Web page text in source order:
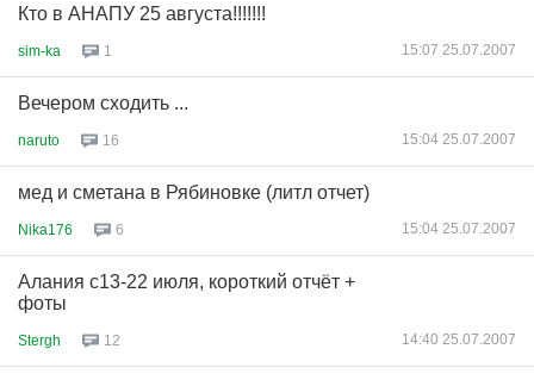
Кто в АНАПУ 25 августа!!!!!!!
sim-ka 1 15:07 25.07.2007
Вечером сходить ...
naruto 16 15:04 25.07.2007
мед и сметана в Рябиновке (литл отчет)
Nika176 6 15:04 25.07.2007
Алания с13-22 июля, короткий отчёт +
фоты
Stergh 12 14:40 25.07.2007